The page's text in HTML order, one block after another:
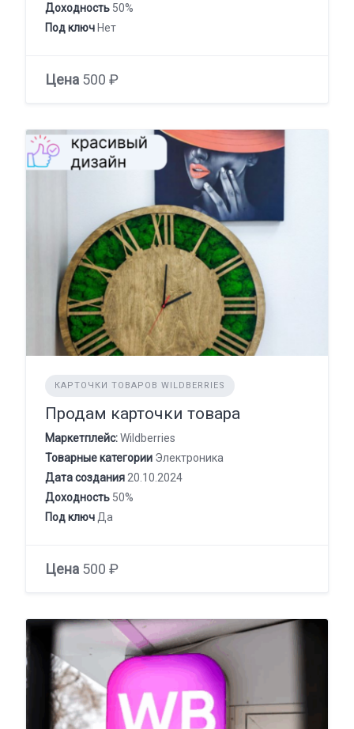
Доходность 50%
Под ключ Нет
Цена 500 ₽
КАРТОЧКИ ТОВАРОВ WILDBERRIES
Продам карточки товара
Маркетплейс:Wildberries
Товарные категории Электроника
Дата создания20.10.2024
Доходность 50%
Под ключДа
Цена 500 ₽